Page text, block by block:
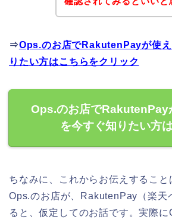
⇒Ops.のお店でRakutenPayが使
りたい方はこちらをクリック
Ops.のお店でRakutenPay
を今すぐ知りたい方
ちなみに、これからお伝えすること
Ops.のお店が、RakutenPay（楽天
ると、仮定してのお話です。実際に